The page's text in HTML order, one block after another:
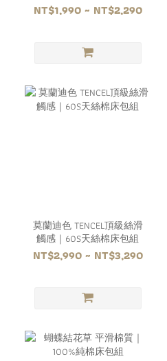
NT$1,990 ~ NT$2,290
莫蘭迪色 TENCEL頂級絲滑
觸感｜60S天絲棉床包組
NT$2,990 ~ NT$3,290